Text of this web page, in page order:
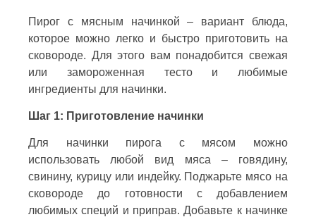
Пирог с мясным начинкой – вариант блюда,
которое можно легко и быстро приготовить на
сковороде. Для этого вам понадобится свежая
или замороженная тесто и любимые
ингредиенты для начинки.
Шаг 1: Приготовление начинки
Для начинки пирога с мясом можно
использовать любой вид мяса – говядину,
свинину, курицу или индейку. Поджарьте мясо на
сковороде до готовности с добавлением
любимых специй и приправ. Добавьте к начинке